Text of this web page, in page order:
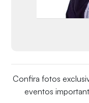
Confira fotos
eventos